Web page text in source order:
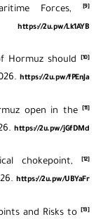
CTF 151: Counter-piracy, Combined Maritime Forces,
https://2u.pw/Lk1AYB
Hormuz should
2026.https://2u.pw/fPEnJa
open in the
https://2u.pw/jGfDMd
chokepoint,
https://2u.pw/UBYaFr
and Risks to